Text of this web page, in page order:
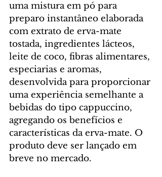
uma mistura em pó para
preparo instantâneo elaborada
com extrato de erva-mate
tostada, ingredientes lácteos,
leite de coco, fibras alimentares,
especiarias e aromas,
desenvolvida para proporcionar
uma experiência semelhante a
bebidas do tipo cappuccino,
agregando os benefícios e
características da erva-mate. O
produto deve ser lançado em
breve no mercado.